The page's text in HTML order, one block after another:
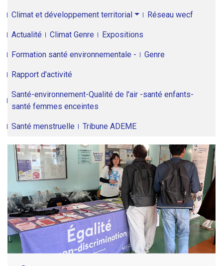
Climat et développement territorial Réseau wecf
Actualité Climat Genre Expositions
Formation santé environnementale - Genre
Rapport d'activité
Santé-environnement-Qualité de l'air -santé enfants-
santé femmes enceintes
Santé menstruelle Tribune ADEME